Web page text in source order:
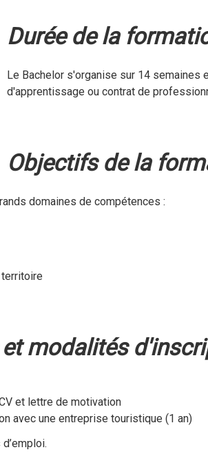
Durée de la
Le Bachelor s'organise sur 14 semaines
d'apprentissage ou contrat de
Objectifs de la
domaines de compétences :
modalités
et lettre de motivation
avec une entreprise touristique (1 an)